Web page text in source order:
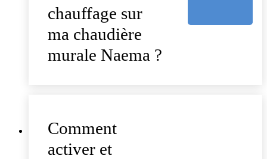
chauffage sur
ma chaudière
murale Naema ?
Comment
activer et